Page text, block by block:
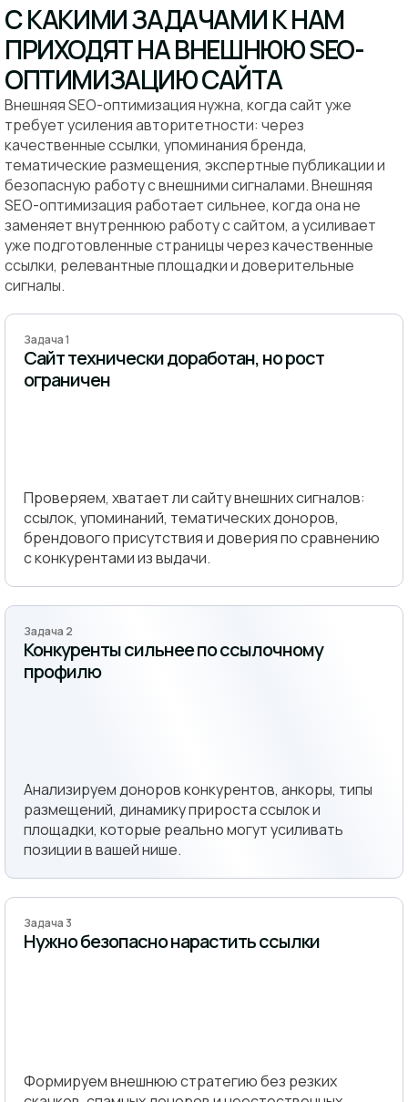
С КАКИМИ ЗАДАЧАМИ К НАМ
ПРИХОДЯТ НА ВНЕШНЮЮ SEO-
ОПТИМИЗАЦИЮ САЙТА
Внешняя SEO-оптимизация нужна, когда сайт уже
требует усиления авторитетности: через
качественные ссылки, упоминания бренда,
тематические размещения, экспертные публикации и
безопасную работу с внешними сигналами. Внешняя
SEO-оптимизация работает сильнее, когда она не
заменяет внутреннюю работу с сайтом, а усиливает
уже подготовленные страницы через качественные
ссылки, релевантные площадки и доверительные
сигналы.
Задача 1
Сайт технически доработан, но рост
ограничен
Проверяем, хватает ли сайту внешних сигналов:
ссылок, упоминаний, тематических доноров,
брендового присутствия и доверия по сравнению
с конкурентами из выдачи.
Задача 2
Конкуренты сильнее по ссылочному
профилю
Анализируем доноров конкурентов, анкоры, типы
размещений, динамику прироста ссылок и
площадки, которые реально могут усиливать
позиции в вашей нише.
Задача 3
Нужно безопасно нарастить ссылки
Формируем внешнюю стратегию без резких